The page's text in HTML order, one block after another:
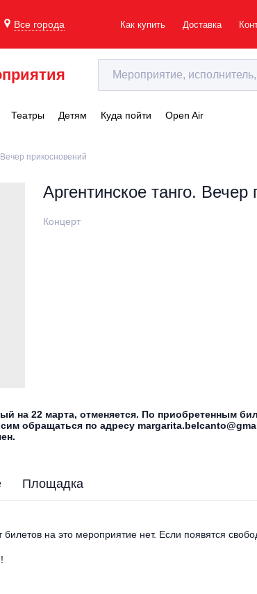
Все города Как купить Доставка
Театры Детям Куда пойти Open Air
прикосновений
Аргентинское танго. Вечер
Концерт
на 22 марта, отменяется. По приобретенным
обращаться по адресу
Площадка
на это мероприятие нет. Если появятся